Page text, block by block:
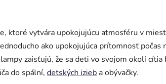
ktoré vytvára upokojujúcu atmosféru v
ako upokojujúca prítomnosť
zaisťujú, že sa deti vo svojom okolí
do spální, detských izieb a obývačky.